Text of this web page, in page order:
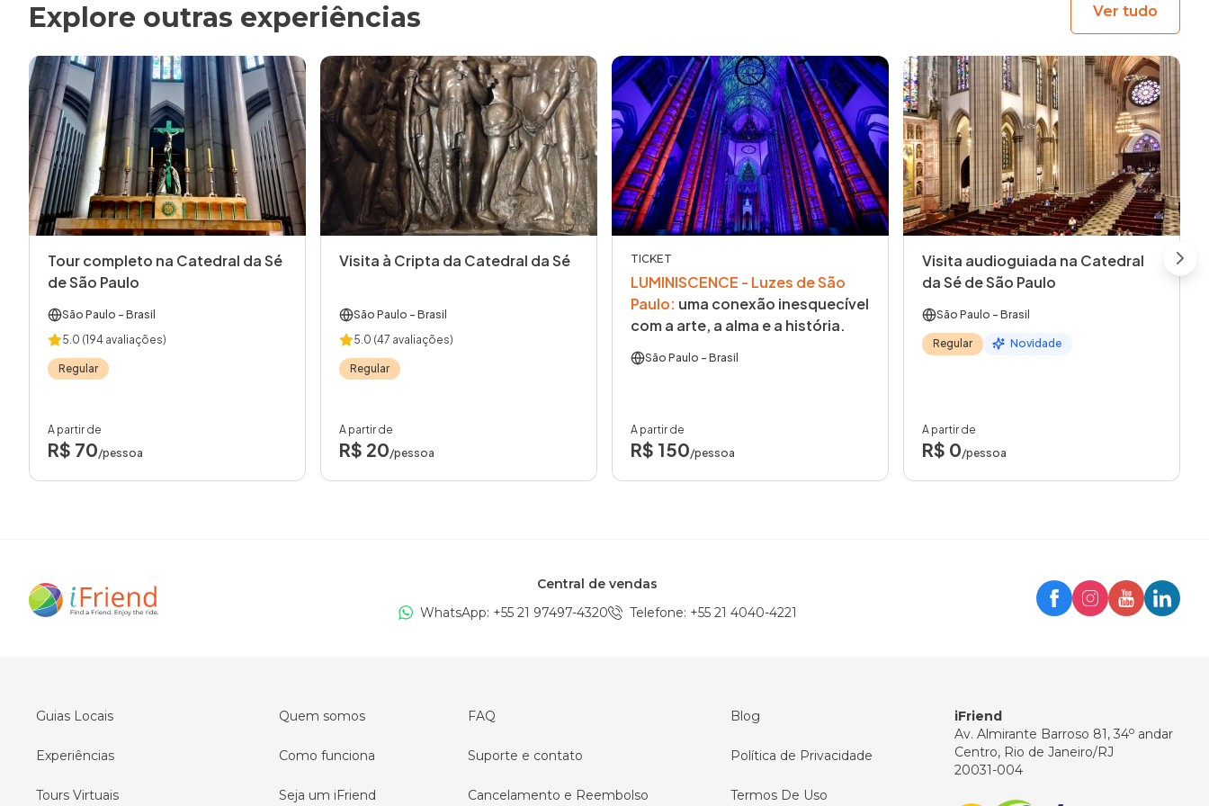
Explore outras experiências Ver tudo
Tour completo na Catedral da Sé
de São Paulo
São Paulo - Brasil
5.0 (194 avaliações)
Regular
A partir de
R$ 70/pessoa
Visita à Cripta da Catedral da Sé
São Paulo - Brasil
5.0 (47 avaliações)
Regular
A partir de
R$ 20/pessoa
TICKET
LUMINISCENCE - Luzes de São
Paulo: uma conexão inesquecível
com a arte, a alma e a história.
São Paulo - Brasil
A partir de
R$ 150/pessoa
Visita audioguiada na Catedral
da Sé de São Paulo
São Paulo - Brasil
Regular Novidade
A partir de
R$ 0/pessoa
Central de vendas
WhatsApp: +55 21 97497-4320 Telefone: +55 21 4040-4221
Guias Locais
Experiências
Tours Virtuais
Quem somos
Como funciona
Seja um iFriend
FAQ
Suporte e contato
Cancelamento e Reembolso
Blog
Política de Privacidade
Termos De Uso
iFriend
Av. Almirante Barroso 81, 34o andar
Centro, Rio de Janeiro/RJ
20031-004